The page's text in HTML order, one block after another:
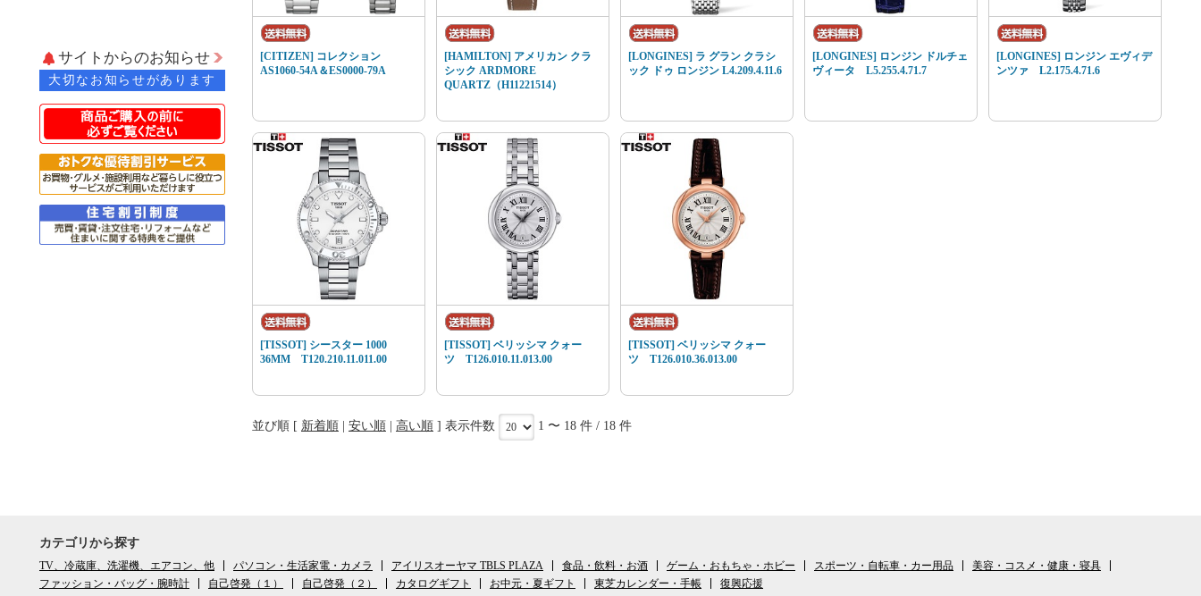
[CITIZEN] コレクション
AS1060-54A＆ES0000-79A
[HAMILTON] アメリカン クラ
シック ARDMORE
QUARTZ（H11221514）
[LONGINES] ラ グラン クラシ
ック ドゥ ロンジン L4.209.4.11.6
[LONGINES] ロンジン ドルチェ
ヴィータ L5.255.4.71.7
[LONGINES] ロンジン エヴィデ
ンツァ L2.175.4.71.6
[TISSOT] シースター 1000
36MM T120.210.11.011.00
[TISSOT] ベリッシマ クォー
ツ T126.010.11.013.00
[TISSOT] ベリッシマ クォー
ツ T126.010.36.013.00
並び順 [ 新着順 安い順 高い順 ] 表示件数 1 〜 18 件 / 18 件
サイトからのお知らせ
大切なお知らせがあります
カテゴリから探す
TV、冷蔵庫、洗濯機、エアコン、他 パソコン・生活家電・カメラ アイリスオーヤマ TBLS PLAZA 食品・飲料・お酒 ゲーム・おもちゃ・ホビー スポーツ・自転車・カー用品
美容・コスメ・健康・寝具
ファッション・バッグ・腕時計
自己啓発（１） 自己啓発（２） カタログギフト お中元・夏ギフト 東芝カレンダー・手帳 復興応援